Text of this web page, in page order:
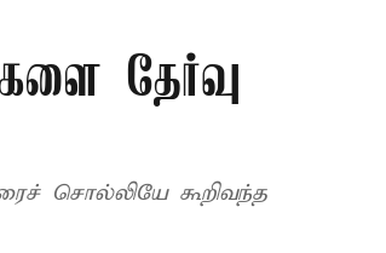
தேர்வு
சொல்லியே கூறிவந்த